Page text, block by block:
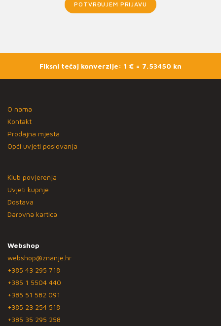
POTVRĐUJEM PRIJAVU
Fiksni tečaj konverzije: 1 € = 7,53450 kn
O nama
Kontakt
Prodajna mjesta
Opći uvjeti poslovanja
Klub povjerenja
Uvjeti kupnje
Dostava
Darovna kartica
Webshop
webshop@znanje.hr
+385 43 295 718
+385 1 5504 440
+385 51 582 091
+385 23 254 518
+385 35 295 258